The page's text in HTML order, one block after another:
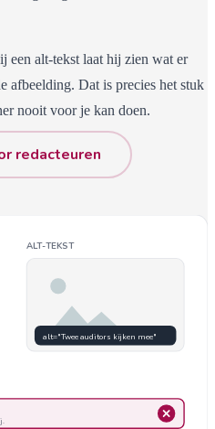
een alt-tekst laat hij zien wat er
afbeelding. Dat is precies het stuk
nooit voor je kan doen.
redacteuren
ALT-TEKST
alt="Twee auditors kijken mee"